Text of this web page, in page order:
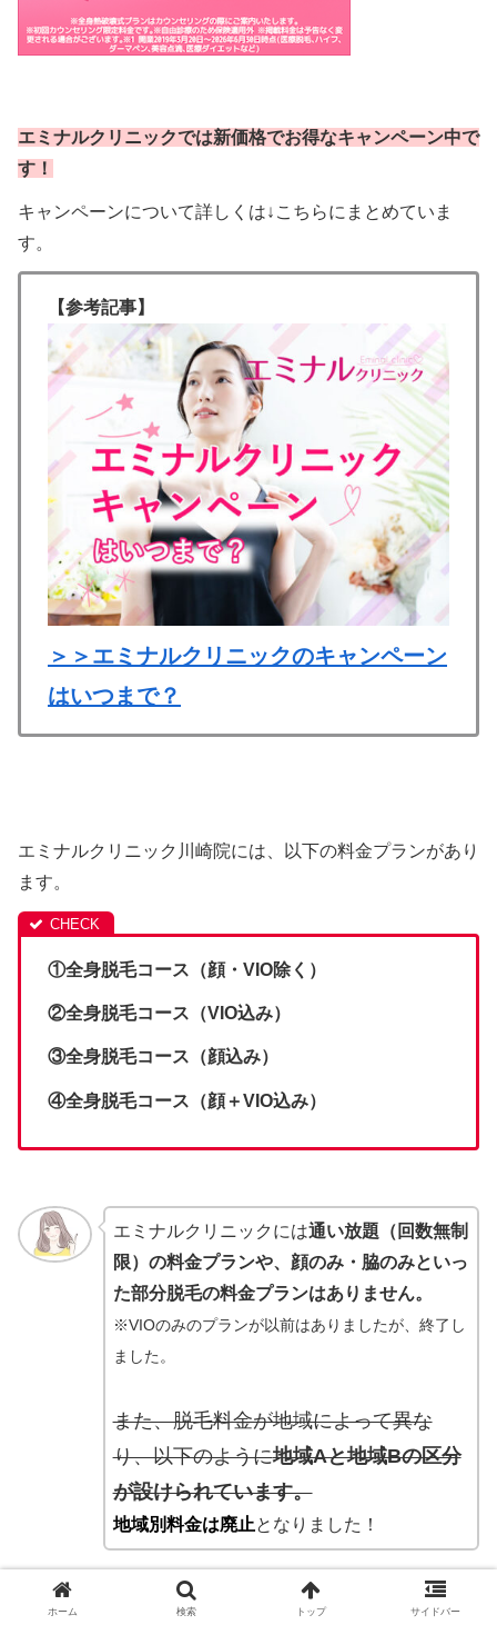
エミナルクリニックでは新価格でお得なキャンペーン中で
す！
キャンペーンについて詳しくは↓こちらにまとめていま
す。
【参考記事】
＞＞エミナルクリニックのキャンペーン
はいつまで？
エミナルクリニック川崎院には、以下の料金プランがあり
ます。
①全身脱毛コース（顔・VIO除く）
②全身脱毛コース（VIO込み）
③全身脱毛コース（顔込み）
④全身脱毛コース（顔＋VIO込み）
エミナルクリニックには通い放題（回数無制
限）の料金プランや、顔のみ・脇のみといっ
た部分脱毛の料金プランはありません。
※VIOのみのプランが以前はありましたが、終了し
ました。
また、脱毛料金が地域によって異な
り、以下のように地域Aと地域Bの区分
が設けられています。
地域別料金は廃止となりました！
ホーム 検索 トップ サイドバー